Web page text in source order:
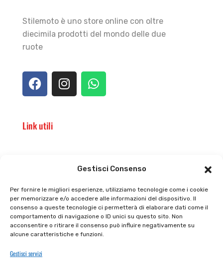
Gestisci Consenso
Per fornire le migliori esperienze, utilizziamo tecnologie come i cookie
per memorizzare e/o accedere alle informazioni del dispositivo. Il
consenso a queste tecnologie ci permetterà di elaborare dati come il
comportamento di navigazione o ID unici su questo sito. Non
acconsentire o ritirare il consenso può influire negativamente su
alcune caratteristiche e funzioni.
Gestisci servizi
Stilemoto è uno store online con oltre
diecimila prodotti del mondo delle due
ruote
Link utili
Privacy policy
Cookie policy
Tutti prodotti
Termini e condizioni